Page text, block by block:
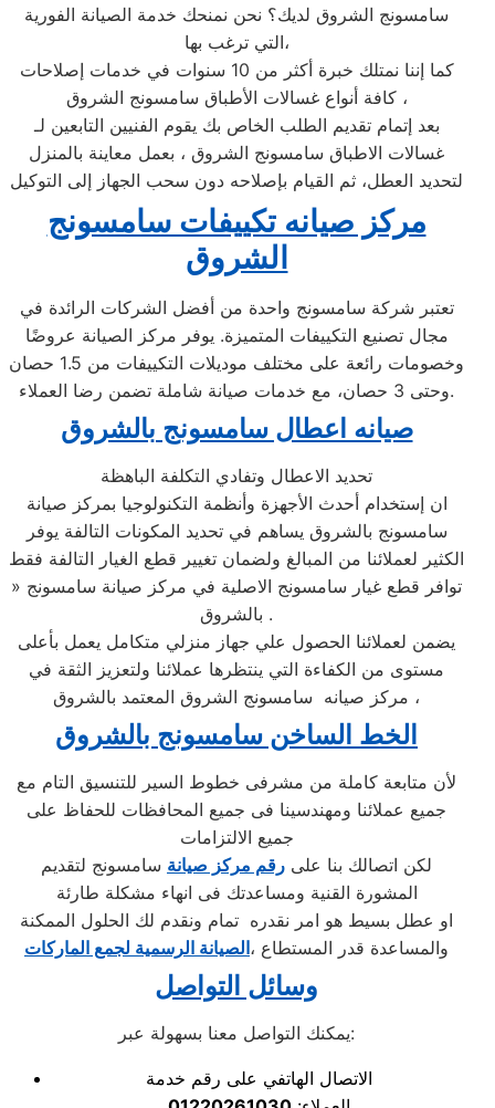
سامسونج الشروق لديك؟ نحن نمنحك خدمة الصيانة الفورية
التي ترغب بها،
كما إننا نمتلك خبرة أكثر من 10 سنوات في خدمات إصلاحات
كافة أنواع غسالات الأطباق سامسونج الشروق ،
بعد إتمام تقديم الطلب الخاص بك يقوم الفنيين التابعين لـ
غسالات الاطباق سامسونج الشروق ، بعمل معاينة بالمنزل
لتحديد العطل، ثم القيام بإصلاحه دون سحب الجهاز إلى التوكيل
مركز صيانه تكييفات سامسونج
الشروق
تعتبر شركة سامسونج واحدة من أفضل الشركات الرائدة في
مجال تصنيع التكييفات المتميزة. يوفر مركز الصيانة عروضًا
وخصومات رائعة على مختلف موديلات التكييفات من 1.5 حصان
وحتى 3 حصان، مع خدمات صيانة شاملة تضمن رضا العملاء.
صيانه اعطال سامسونج بالشروق
تحديد الاعطال وتفادي التكلفة الباهظة
ان إستخدام أحدث الأجهزة وأنظمة التكنولوجيا بمركز صيانة
سامسونج بالشروق يساهم في تحديد المكونات التالفة يوفر
الكثير لعملائنا من المبالغ ولضمان تغيير قطع الغيار التالفة فقط
» توافر قطع غيار سامسونج الاصلية في مركز صيانة سامسونج
بالشروق .
يضمن لعملائنا الحصول علي جهاز منزلي متكامل يعمل بأعلى
مستوى من الكفاءة التي ينتظرها عملائنا ولتعزيز الثقة في
مركز صيانه سامسونج الشروق المعتمد بالشروق ،
الخط الساخن سامسونج بالشروق
لأن متابعة كاملة من مشرفى خطوط السير للتنسيق التام مع
جميع عملائنا ومهندسينا فى جميع المحافظات للحفاظ على
جميع الالتزامات
لكن اتصالك بنا على رقم مركز صيانة سامسونج لتقديم
المشورة القنية ومساعدتك فى انهاء مشكلة طارئة
او عطل بسيط هو امر نقدره تمام ونقدم لك الحلول الممكنة
والمساعدة قدر المستطاع ،الصيانة الرسمية لجمع الماركات
وسائل التواصل
يمكنك التواصل معنا بسهولة عبر:
الاتصال الهاتفي على رقم خدمة